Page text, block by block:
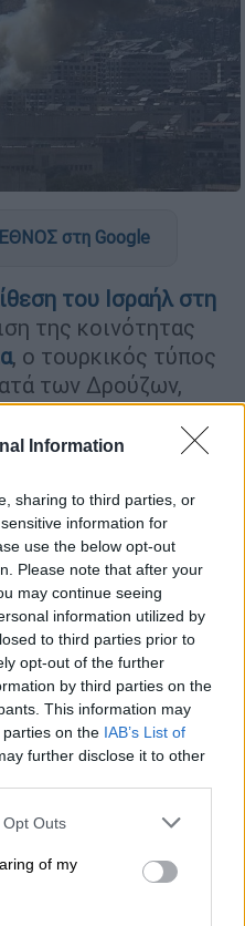
Information
sharing to third parties, or
information for
use the below opt-out
Please note that after your
may continue seeing
information utilized by
to third parties prior to
opt-out of the further
by third parties on the
This information may
on the IAB’s List of
further disclose it to other
uses one or more Google
behaviour. You may click to
and its third-party tags to
purposes in below Google
Outs
of my
στη Google
του Ισραήλ στη
της κοινότητας
, ο τουρκικός τύπος
των Δρούζων,
ωμούς
ενημέρωσης,
κατηγορούν
,
Ισραήλ, για σφαγή
της Σουέιντα.
για τις
στη Συρία»
και εικόνες